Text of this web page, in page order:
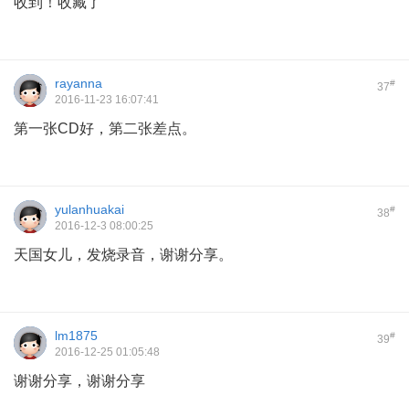
37#
rayanna
2016-11-23 16:07:41
第一张CD好，第二张差点。
38#
yulanhuakai
2016-12-3 08:00:25
天国女儿，发烧录音，谢谢分享。
39#
lm1875
2016-12-25 01:05:48
谢谢分享，谢谢分享